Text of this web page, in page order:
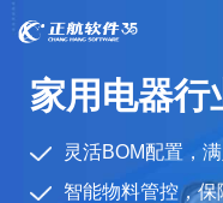
家用电器行
灵活BOM配置，
智能物料管控，